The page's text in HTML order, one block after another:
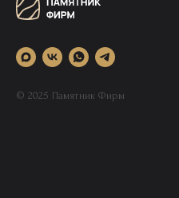
© 2025 Памятник Фирм